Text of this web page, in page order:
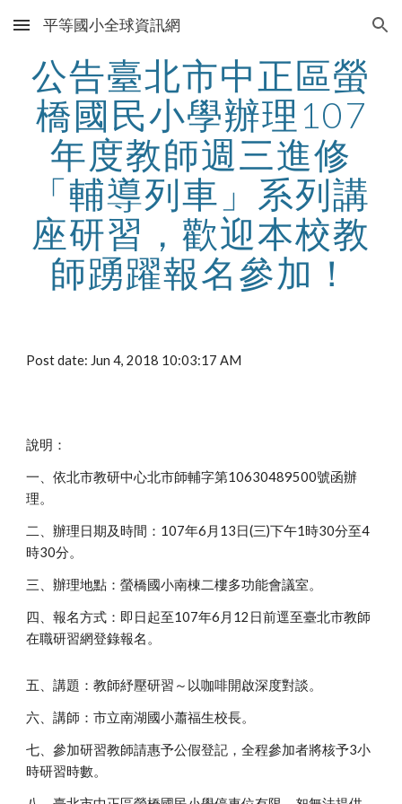
Skip to main content Skip to navigation
平等國小全球資訊網
公告臺北市中正區螢
橋國民小學辦理107
年度教師週三進修
「輔導列車」系列講
座研習，歡迎本校教
師踴躍報名參加！
Post date: Jun 4, 2018 10:03:17 AM
說明：
一、依北市教研中心北市師輔字第10630489500號函辦
理。
二、辦理日期及時間：107年6月13日(三)下午1時30分至4
時30分。
三、辦理地點：螢橋國小南棟二樓多功能會議室。
四、報名方式：即日起至107年6月12日前逕至臺北市教師
在職研習網登錄報名。
五、講題：教師紓壓研習～以咖啡開啟深度對談。
六、講師：市立南湖國小蕭福生校長。
七、參加研習教師請惠予公假登記，全程參加者將核予3小
時研習時數。